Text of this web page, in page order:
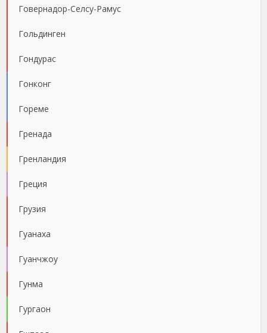
Говернадор-Селсу-Рамус
Гольдинген
Гондурас
Гонконг
Гореме
Гренада
Гренландия
Греция
Грузия
Гуанаха
Гуанчжоу
Гунма
Гургаон